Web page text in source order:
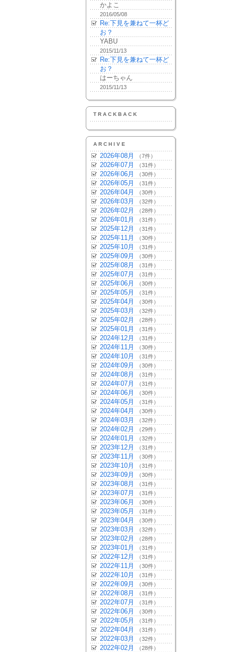
かよこ
2016/05/08
Re:下見を兼ねて一杯ど
お？
YABU
2015/11/13
Re:下見を兼ねて一杯ど
お？
はーちゃん
2015/11/13
TRACKBACK
ARCHIVE
2026年08月 （7件）
2026年07月 （31件）
2026年06月 （30件）
2026年05月 （31件）
2026年04月 （30件）
2026年03月 （32件）
2026年02月 （28件）
2026年01月 （31件）
2025年12月 （31件）
2025年11月 （30件）
2025年10月 （31件）
2025年09月 （30件）
2025年08月 （31件）
2025年07月 （31件）
2025年06月 （30件）
2025年05月 （31件）
2025年04月 （30件）
2025年03月 （32件）
2025年02月 （28件）
2025年01月 （31件）
2024年12月 （31件）
2024年11月 （30件）
2024年10月 （31件）
2024年09月 （30件）
2024年08月 （31件）
2024年07月 （31件）
2024年06月 （30件）
2024年05月 （31件）
2024年04月 （30件）
2024年03月 （32件）
2024年02月 （29件）
2024年01月 （32件）
2023年12月 （31件）
2023年11月 （30件）
2023年10月 （31件）
2023年09月 （30件）
2023年08月 （31件）
2023年07月 （31件）
2023年06月 （30件）
2023年05月 （31件）
2023年04月 （30件）
2023年03月 （32件）
2023年02月 （28件）
2023年01月 （31件）
2022年12月 （31件）
2022年11月 （30件）
2022年10月 （31件）
2022年09月 （30件）
2022年08月 （31件）
2022年07月 （31件）
2022年06月 （30件）
2022年05月 （31件）
2022年04月 （31件）
2022年03月 （32件）
2022年02月 （28件）